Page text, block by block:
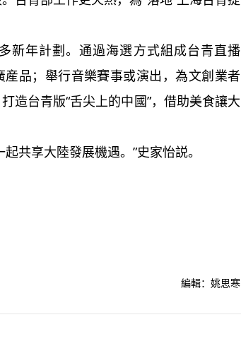
年計劃。通過海選方式組成台青直播
品；舉行音樂賽事或演出，為文創業者
造台青版“舌尖上的中國”，借助美食讓大
享大陸發展機遇。”史家怡説。
編輯：姚思寒